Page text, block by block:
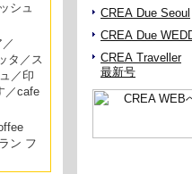
シュ
タ／ス
／印
／cafe
ン フ
CREA Due Seoul
CREA Due
CREA Traveller
最新号